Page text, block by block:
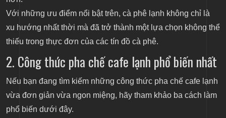
Với những ưu điểm nổi bật trên, cà phê lạnh không chỉ là
xu hướng nhất thời mà đã trở thành một lựa chọn không thể
thiếu trong thực đơn của các tín đồ cà phê.
2. Công thức pha chế cafe lạnh phổ biến nhất
Nếu bạn đang tìm kiếm những công thức pha chế cafe lạnh
vừa đơn giản vừa ngon miệng, hãy tham khảo ba cách làm
phổ biến dưới đây.